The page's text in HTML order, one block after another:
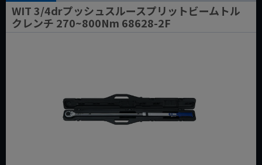
WIT 3/4drプッシュスルースプリットビームトル
クレンチ 270~800Nm 68628-2F